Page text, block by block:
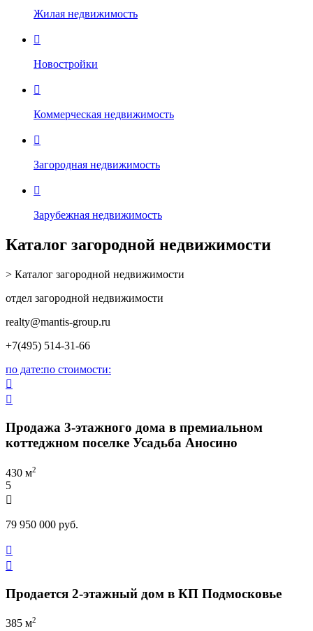
Жилая недвижимость

Новостройки

Коммерческая недвижимость

Загородная недвижимость

Зарубежная недвижимость
Каталог загородной недвижимости
> Каталог загородной недвижимости
отдел загородной недвижимости
realty@mantis-group.ru
+7(495) 514-31-66
по дате:по стоимости:


Продажа 3-этажного дома в премиальном
коттеджном поселке Усадьба Аносино
430 м2
5

79 950 000 руб.


Продается 2-этажный дом в КП Подмосковье
385 м2